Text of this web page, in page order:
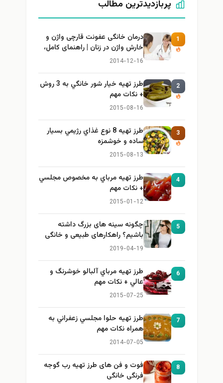
پربازدیدترین مطالب
1
درمان خانگی عفونت قارچی واژن و
خارش واژن در زنان | راهنمای کامل،
ایمن و کاربردی
2014-12-16
2
طرز تهيه خیار شور خانگي به 3 روش
+ نكات مهم
2015-08-16
3
طرز تهيه 8 نوع غذاي رژيمي بسيار
ساده و خوشمزه
2015-08-13
4
طرز تهيه مرباي به مخصوص مجلسي
+ نكات مهم
2015-01-12
5
چگونه سینه های بزرگ داشته
باشیم؟ راهکارهای طبیعی و خانگی
برای بزرگ کردن سینه
2019-04-19
6
طرز تهيه مرباي آلبالو خوشرنگ و
عالي + نكات مهم
2015-07-25
7
طرز تهيه حلوا مجلسي زعفراني به
همراه نكات مهم
2014-07-05
8
فوت و فن های طرز تهیه رب گوجه
فرنگی خانگی